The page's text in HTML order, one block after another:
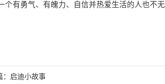
有勇气、有魄力、
自信并热爱生活的人也不无
启迪小故事